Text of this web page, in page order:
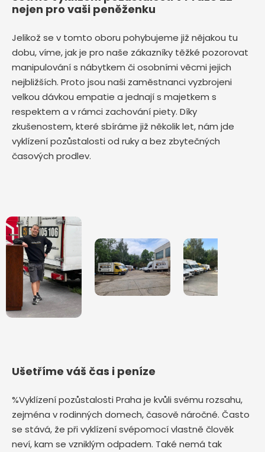
nejen pro vaši peněženku
Jelikož se v tomto oboru pohybujeme již nějakou tu
dobu, víme, jak je pro naše zákazníky těžké pozorovat
manipulování s nábytkem či osobními věcmi jejich
nejbližších. Proto jsou naši zaměstnanci vyzbrojeni
velkou dávkou empatie a jednají s majetkem s
respektem a v rámci zachování piety. Díky
zkušenostem, které sbíráme již několik let, nám jde
vyklízení pozůstalosti od ruky a bez zbytečných
časových prodlev.
Ušetříme váš čas i peníze
%Vyklízení pozůstalosti Praha je kvůli svému rozsahu,
zejména v rodinných domech, časově náročné. Často
se stává, že při vyklízení svépomocí vlastně člověk
neví, kam se vzniklým odpadem. Také nemá tak